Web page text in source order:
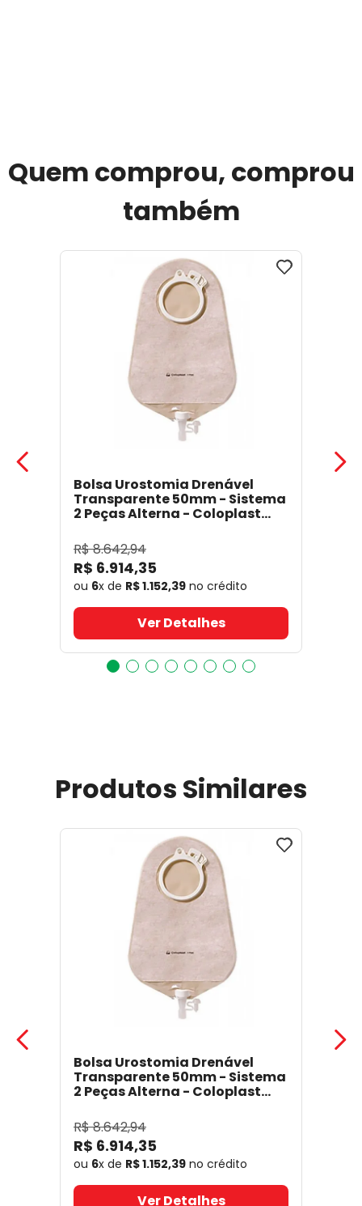
Quem comprou, comprou
também
Bolsa Urostomia Drenável
Transparente 50mm - Sistema
2 Peças Alterna - Coloplast
R$8.642,94
R$ 6.914,35
ou 6x de R$1.152,39 no crédito
Ver Detalhes
Produtos Similares
Bolsa Urostomia Drenável
Transparente 50mm - Sistema
2 Peças Alterna - Coloplast
R$8.642,94
R$ 6.914,35
ou 6x de R$1.152,39 no crédito
Ver Detalhes